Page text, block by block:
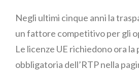
Negli ultimi cinque anni la
un fattore competitivo per gli
Le licenze UE richiedono ora la
obbligatoria dell’RTP nella